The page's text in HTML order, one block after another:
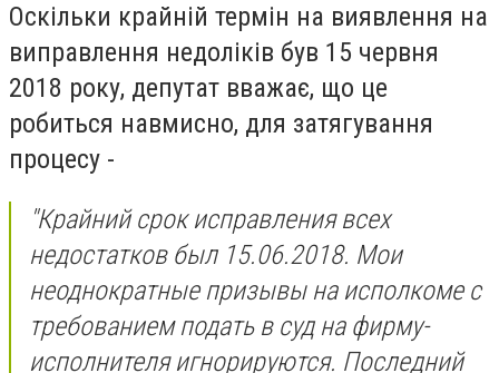
Оскільки крайній термін на виявлення на
виправлення недоліків був 15 червня
2018 року, депутат вважає, що це
робиться навмисно, для затягування
процесу -
"Крайний срок исправления всех
недостатков был 15.06.2018. Мои
неоднократные призывы на исполкоме с
требованием подать в суд на фирму-
исполнителя игнорируются. Последний